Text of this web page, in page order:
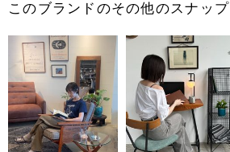
このブランドのその他のスナップ